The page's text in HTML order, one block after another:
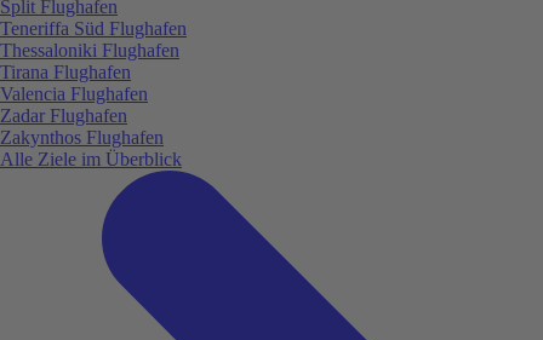
Split Flughafen
Teneriffa Süd Flughafen
Thessaloniki Flughafen
Tirana Flughafen
Valencia Flughafen
Zadar Flughafen
Zakynthos Flughafen
Alle Ziele im Überblick